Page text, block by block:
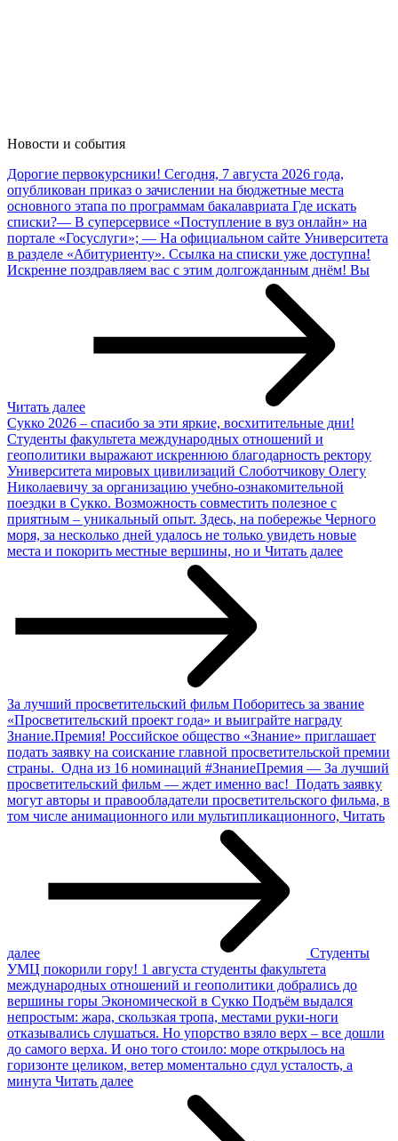
Новости и события
Дорогие первокурсники! Сегодня, 7 августа 2026 года,
опубликован приказ о зачислении на бюджетные места
основного этапа по программам бакалавриата Где искать
списки?— В суперсервисе «Поступление в вуз онлайн» на
портале «Госуслуги»; — На официальном сайте Университета
в разделе «Абитуриенту». Ссылка на списки уже доступна!
Искренне поздравляем вас с этим долгожданным днём! Вы
Читать далее
Сукко 2026 – спасибо за эти яркие, восхитительные дни!
Студенты факультета международных отношений и
геополитики выражают искреннюю благодарность ректору
Университета мировых цивилизаций Слоботчикову Олегу
Николаевичу за организацию учебно-ознакомительной
поездки в Сукко. Возможность совместить полезное с
приятным – уникальный опыт. Здесь, на побережье Черного
моря, за несколько дней удалось не только увидеть новые
места и покорить местные вершины, но и Читать далее
За лучший просветительский фильм Поборитесь за звание
«Просветительский проект года» и выиграйте награду
Знание.Премия! Российское общество «Знание» приглашает
подать заявку на соискание главной просветительской премии
страны. Одна из 16 номинаций #ЗнаниеПремия — За лучший
просветительский фильм — ждет именно вас! Подать заявку
могут авторы и правообладатели просветительского фильма, в
том числе анимационного или мультипликационного, Читать
далее
Студенты
УМЦ покорили гору! 1 августа студенты факультета
международных отношений и геополитики добрались до
вершины горы Экономической в Сукко Подъём выдался
непростым: жара, скользкая тропа, местами руки-ноги
отказывались слушаться. Но упорство взяло верх – все дошли
до самого верха. И оно того стоило: море открылось на
горизонте целиком, ветер моментально сдул усталость, а
минута Читать далее